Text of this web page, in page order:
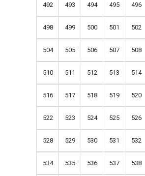
492 493 494 495 496
498 499 500 501 502
504 505 506 507 508
510 511 512 513 514
516 517 518 519 520
522 523 524 525 526
528 529 530 531 532
534 535 536 537 538